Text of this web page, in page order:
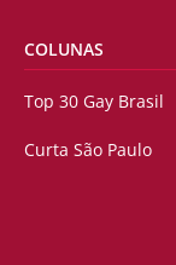
COLUNAS
Top 30 Gay Brasil
Curta São Paulo